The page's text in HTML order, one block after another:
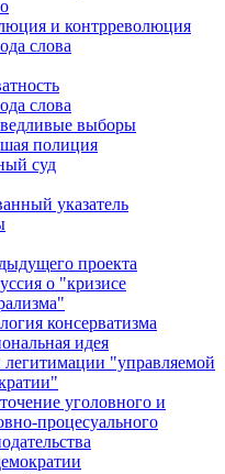
и контрреволюция
слова
слова
выборы
полиция
суд
указатель
проекта
о "кризисе
консерватизма
идея
"управляемой
уголовного и
процесуального